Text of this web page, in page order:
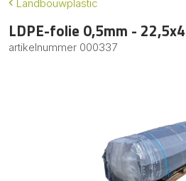
Landbouwplastic
LDPE-folie 0,5mm -
artikelnummer 000337